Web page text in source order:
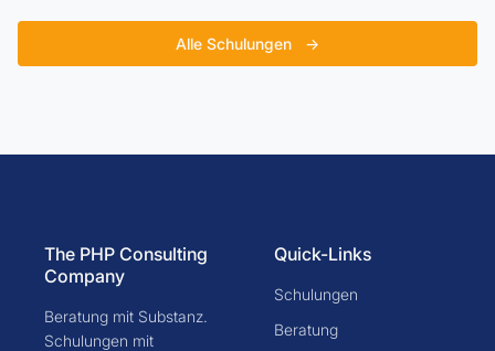
Alle Schulungen →
The PHP Consulting
Company
Beratung mit Substanz.
Schulungen mit
Quick-Links
Schulungen
Beratung